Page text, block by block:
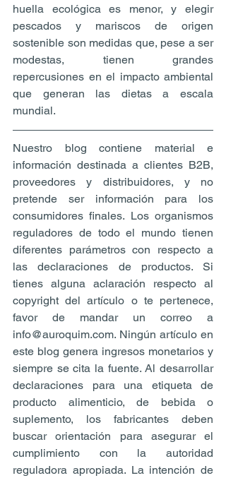
huella ecológica es menor, y elegir
pescados y mariscos de origen
sostenible son medidas que, pese a ser
modestas, tienen grandes
repercusiones en el impacto ambiental
que generan las dietas a escala
mundial.
Nuestro blog contiene material e
información destinada a clientes B2B,
proveedores y distribuidores, y no
pretende ser información para los
consumidores finales. Los organismos
reguladores de todo el mundo tienen
diferentes parámetros con respecto a
las declaraciones de productos. Si
tienes alguna aclaración respecto al
copyright del artículo o te pertenece,
favor de mandar un correo a
info@auroquim.com. Ningún artículo en
este blog genera ingresos monetarios y
siempre se cita la fuente. Al desarrollar
declaraciones para una etiqueta de
producto alimenticio, de bebida o
suplemento, los fabricantes deben
buscar orientación para asegurar el
cumplimiento con la autoridad
reguladora apropiada. La intención de